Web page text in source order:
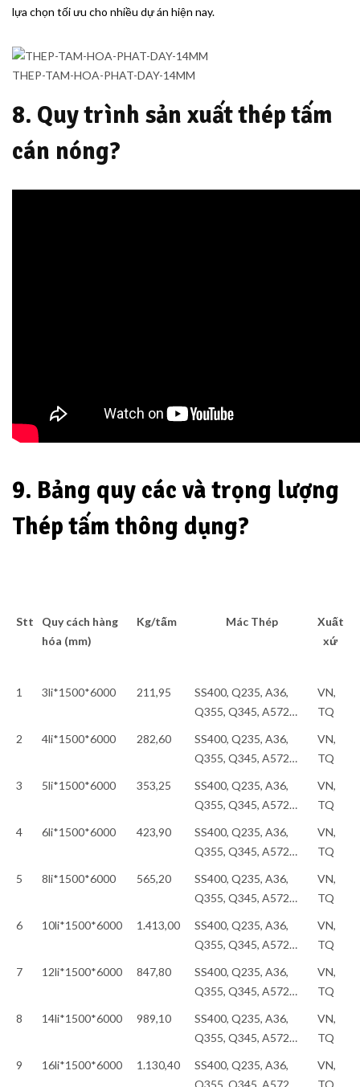
lựa chọn tối ưu cho nhiều dự án hiện nay.
THEP-TAM-HOA-PHAT-DAY-14MM
8. Quy trình sản xuất thép tấm
cán nóng?
9. Bảng quy các và trọng lượng
Thép tấm thông dụng?
Stt
Quy cách hàng
hóa (mm)
Kg/tấm Mác Thép
Xuất
xứ
1 3li*1500*6000 211,95
SS400, Q235, A36,
Q355, Q345, A572…
VN,
TQ
2
4li*1500*6000 282,60
SS400, Q235, A36,
Q355, Q345, A572…
VN,
TQ
3
5li*1500*6000 353,25
SS400, Q235, A36,
Q355, Q345, A572…
VN,
TQ
4
6li*1500*6000 423,90
SS400, Q235, A36,
Q355, Q345, A572…
VN,
TQ
5
8li*1500*6000 565,20
SS400, Q235, A36,
Q355, Q345, A572…
VN,
TQ
6
10li*1500*6000 1.413,00
SS400, Q235, A36,
Q355, Q345, A572…
VN,
TQ
7
12li*1500*6000 847,80
SS400, Q235, A36,
Q355, Q345, A572…
VN,
TQ
8
14li*1500*6000 989,10
SS400, Q235, A36,
Q355, Q345, A572…
VN,
TQ
9
16li*1500*6000 1.130,40
SS400, Q235, A36,
Q355, Q345, A572…
VN,
TQ